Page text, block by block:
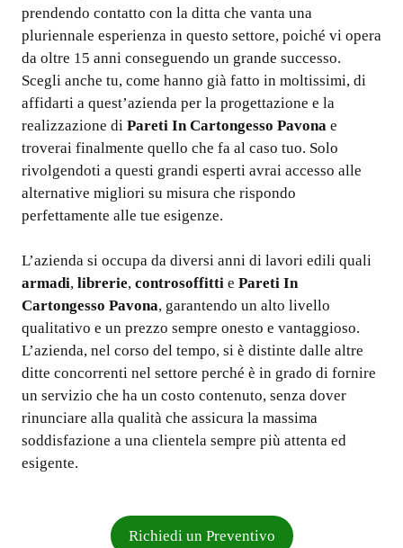
prendendo contatto con la ditta che vanta una
pluriennale esperienza in questo settore, poiché vi opera
da oltre 15 anni conseguendo un grande successo.
Scegli anche tu, come hanno già fatto in moltissimi, di
affidarti a quest’azienda per la progettazione e la
realizzazione di Pareti In Cartongesso Pavona e
troverai finalmente quello che fa al caso tuo. Solo
rivolgendoti a questi grandi esperti avrai accesso alle
alternative migliori su misura che rispondo
perfettamente alle tue esigenze.
L’azienda si occupa da diversi anni di lavori edili quali
armadi, librerie, controsoffitti e Pareti In
Cartongesso Pavona, garantendo un alto livello
qualitativo e un prezzo sempre onesto e vantaggioso.
L’azienda, nel corso del tempo, si è distinte dalle altre
ditte concorrenti nel settore perché è in grado di fornire
un servizio che ha un costo contenuto, senza dover
rinunciare alla qualità che assicura la massima
soddisfazione a una clientela sempre più attenta ed
esigente.
Richiedi un Preventivo